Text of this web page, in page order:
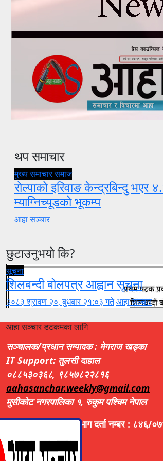
थप समाचार
मुख्य समाचारसमाज
रोल्पाको इरिवाङ केन्द्रबिन्दु भएर
म्याग्निच्यूडको भूकम्प
आहा सञ्चार
छुटाउनुभयो कि?
सूचना
शिलबन्दी बोलपत्र आह्वान सूचना
२०८३ श्रावण २०, बुधबार २१:०३ गतेआहा सञ्चार
आहा सञ्चार डटकमका लागि
सञ्चालक/प्रधान सम्पादक : मेगराज खड्का
IT Support: तुलसी दाहाल
०८८५३०३६८, ९८५७८२२८१६
aahasanchar.weekly@gmail.com
मुसीकोट नगरपालिका १, रुकुम पश्चिम नेपाल
सूचना तथा प्रसारण विभाग दर्ता नम्बर : ८४६/